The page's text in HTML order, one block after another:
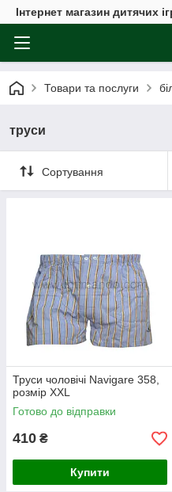
Інтернет магазин дитячих
Товари та послуги
труси
Сортування
Труси чоловічі Navigare 358,
розмір XXL
Готово до відправки
410 ₴
Купити